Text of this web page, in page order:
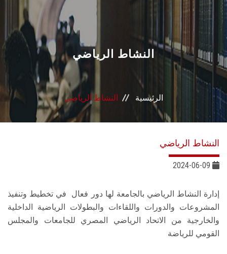
عن الجامعة
القطاعـات
الشئون الأكاديمية
البحث العلمي
الأنظمة الذكية
الإعلام
النشاط الرياضي
الرئيسية النشاط الرياضي
النشاط الرياضي
إدارة النشاط الرياضي بالجامعة لها دور فعال في تخطيط وتنفيذ
المشروعات والدورات واللقاءات والبطولات الرياضية الداخلية
والخارجية من الاتحاد الرياضي المصري للجامعات والمجلس
القومي للرياضة